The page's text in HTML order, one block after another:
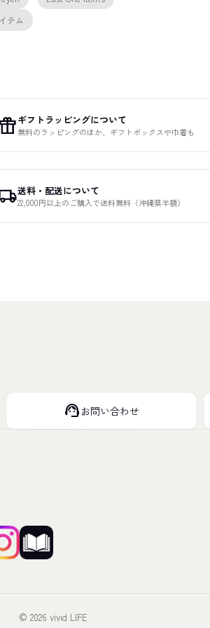
テム
featured_seasonal_and_giftsギフトラッピングについて
無料のラッピングのほか、ギフトボックスや巾着も
送料・配送について
22,000円以上のご購入で送料無料（沖縄県半額）
support_agent お問い合わせ
© 2026 vivid LIFE